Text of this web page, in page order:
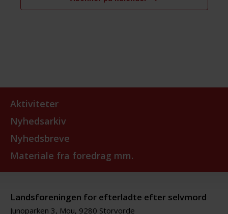
Aktiviteter
Nyhedsarkiv
Nyhedsbreve
Materiale fra foredrag mm.
Landsforeningen for efterladte efter selvmord
Junoparken 3, Mou, 9280 Storvorde